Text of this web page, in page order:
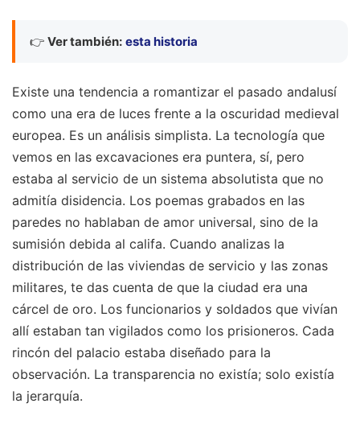
👉 Ver también: esta historia
Existe una tendencia a romantizar el pasado andalusí
como una era de luces frente a la oscuridad medieval
europea. Es un análisis simplista. La tecnología que
vemos en las excavaciones era puntera, sí, pero
estaba al servicio de un sistema absolutista que no
admitía disidencia. Los poemas grabados en las
paredes no hablaban de amor universal, sino de la
sumisión debida al califa. Cuando analizas la
distribución de las viviendas de servicio y las zonas
militares, te das cuenta de que la ciudad era una
cárcel de oro. Los funcionarios y soldados que vivían
allí estaban tan vigilados como los prisioneros. Cada
rincón del palacio estaba diseñado para la
observación. La transparencia no existía; solo existía
la jerarquía.